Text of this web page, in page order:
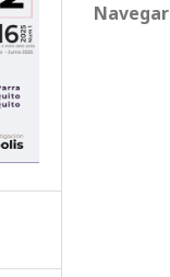
Navegar